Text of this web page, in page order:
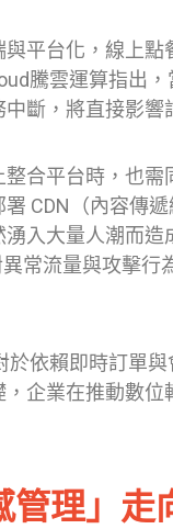
平台化，線上
騰雲運算指出
斷，將直接影響
合平台時，也
CDN（內容傳
入大量人潮而造
異常流量與攻擊
於依賴即時訂單
企業在推動數
理」走